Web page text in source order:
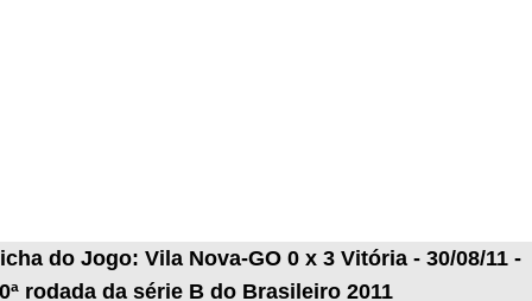
do Jogo: Vila Nova-GO 0 x 3 Vitória - 30/08/11 -
rodada da série B do Brasileiro 2011